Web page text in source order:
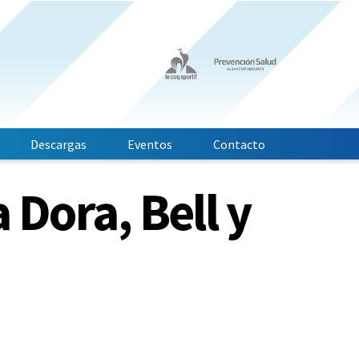
Descargas Eventos Contacto
Dora, Bell y